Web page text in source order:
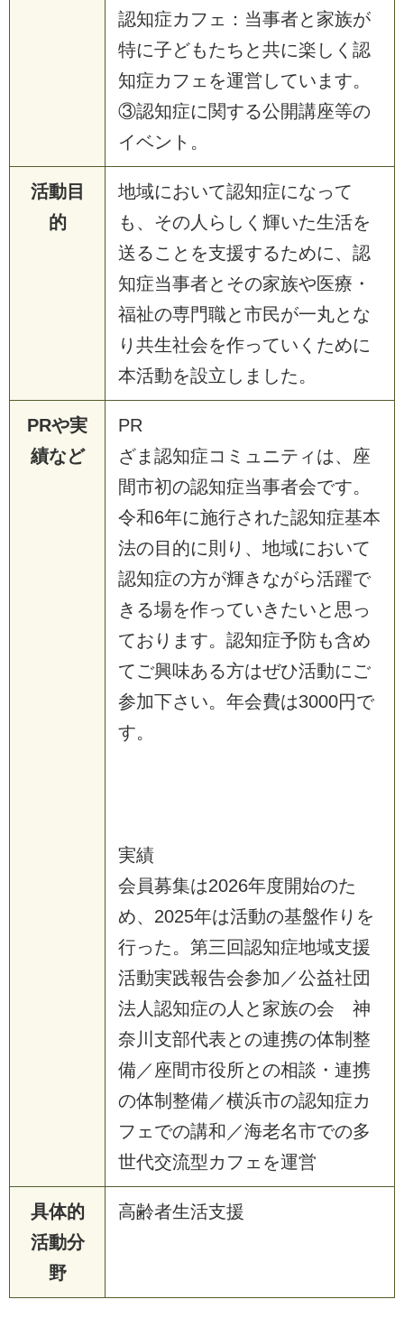
認知症カフェ：当事者と家族が
特に子どもたちと共に楽しく認
知症カフェを運営しています。
③認知症に関する公開講座等の
イベント。
活動目
的
地域において認知症になって
も、その人らしく輝いた生活を
送ることを支援するために、認
知症当事者とその家族や医療・
福祉の専門職と市民が一丸とな
り共生社会を作っていくために
本活動を設立しました。
PRや実
績など
PR
ざま認知症コミュニティは、座
間市初の認知症当事者会です。
令和6年に施行された認知症基本
法の目的に則り、地域において
認知症の方が輝きながら活躍で
きる場を作っていきたいと思っ
ております。認知症予防も含め
てご興味ある方はぜひ活動にご
参加下さい。年会費は3000円で
す。
実績
会員募集は2026年度開始のた
め、2025年は活動の基盤作りを
行った。第三回認知症地域支援
活動実践報告会参加／公益社団
法人認知症の人と家族の会 神
奈川支部代表との連携の体制整
備／座間市役所との相談・連携
の体制整備／横浜市の認知症カ
フェでの講和／海老名市での多
世代交流型カフェを運営
具体的
活動分
野
高齢者生活支援